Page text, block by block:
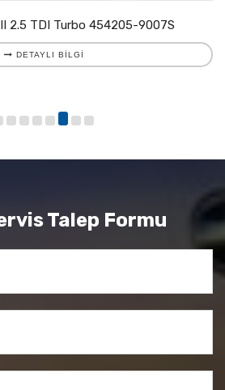
2.5 TDI Turbo 454205-9007S
DETAYLI BILGI
Talep Formu